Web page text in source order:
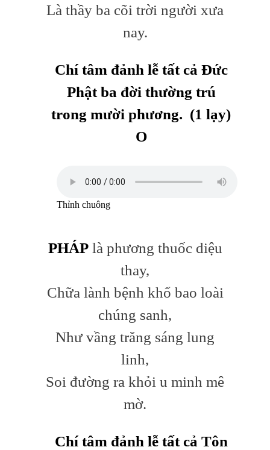
Là thầy ba cõi trời người xưa
nay.
Chí tâm đảnh lễ tất cả Đức
Phật ba đời thường trú
trong mười phương. (1 lạy)
O
Thỉnh chuông
PHÁPlà phương thuốc diệu
thay,
Chữa lành bệnh khổ bao loài
chúng sanh,
Như vầng trăng sáng lung
linh,
Soi đường ra khỏi u minh mê
mờ.
Chí tâm đảnh lễ tất cả Tôn